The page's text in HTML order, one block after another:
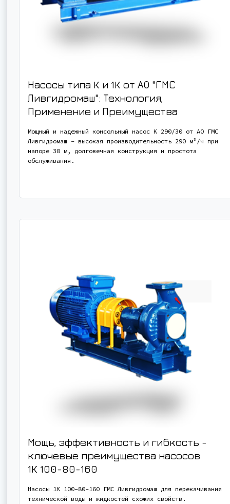
Насосы типа К и 1К от АО "ГМС
Ливгидромаш": Технология,
Применение и Преимущества
Мощный и надежный консольный насос К 290/30 от АО ГМС
Ливгидромаш - высокая производительность 290 м³/ч при
напоре 30 м, долговечная конструкция и простота
обслуживания.
Мощь, эффективность и гибкость -
ключевые преимущества насосов
1К 100-80-160
Насосы 1К 100-80-160 ГМС Ливгидромаш для перекачивания
технической воды и жидкостей схожих свойств.